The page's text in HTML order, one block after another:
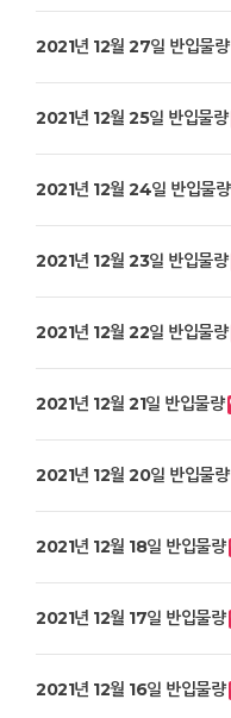
2021년 12월 27일 반입물량
2021년 12월 25일 반입물량
2021년 12월 24일 반입물량
2021년 12월 23일 반입물량
2021년 12월 22일 반입물량
2021년 12월 21일 반입물량
2021년 12월 20일 반입물량
2021년 12월 18일 반입물량
2021년 12월 17일 반입물량
2021년 12월 16일 반입물량